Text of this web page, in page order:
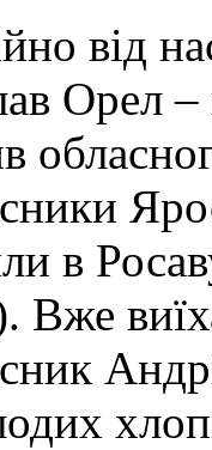
від
Орел
в
Вже